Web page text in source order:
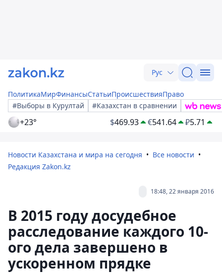
Рус
ПолитикаМирФинансыСтатьиПроисшествияПраво
#Выборы в Курултай
#Казахстан в сравнении
+23° $469.93 €541.64 ₽5.71
Новости Казахстана и мира на сегодня
Все новости
Редакция Zakon.kz
18:48, 22 января 2016
В 2015 году досудебное
расследование каждого 10-
ого дела завершено в
ускоренном прядке